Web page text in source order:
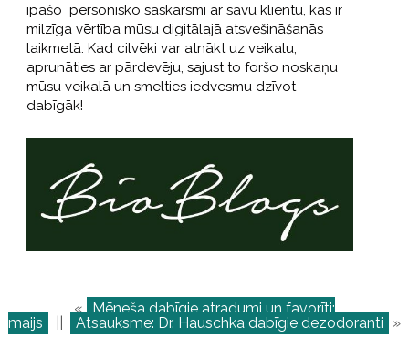
īpašo personisko saskarsmi ar savu klientu, kas ir
milzīga vērtība mūsu digitālajā atsvešināšanās
laikmetā. Kad cilvēki var atnākt uz veikalu,
aprunāties ar pārdevēju, sajust to foršo noskaņu
mūsu veikalā un smelties iedvesmu dzīvot
dabīgāk!
« Mēneša dabīgie atradumi un favorīti:
maijs
Atsauksme: Dr. Hauschka dabīgie dezodoranti »